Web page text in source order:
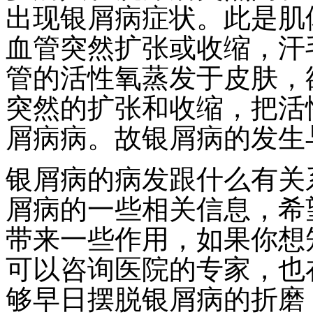
出现银屑病症状。此是
血管突然扩张或收缩，
管的活性氧蒸发于皮肤
突然的扩张和收缩，把
屑病病。故银屑病的发
银屑病的病发跟什么有
屑病的一些相关信息，
带来一些作用，如果你
可以咨询医院的专家，
够早日摆脱银屑病的折